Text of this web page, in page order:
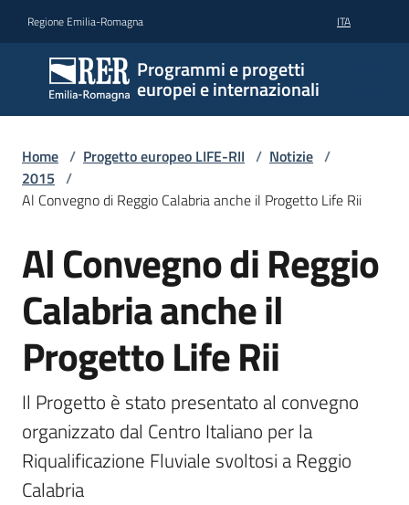
Regione Emilia-Romagna ITA
Programmi e progetti
europei e internazionali
Home / Progetto europeo LIFE-RII / Notizie /
2015 /
Al Convegno di Reggio Calabria anche il Progetto Life Rii
Salta al contenuto
Al Convegno di Reggio
Calabria anche il
Progetto Life Rii
Il Progetto è stato presentato al convegno
organizzato dal Centro Italiano per la
Riqualificazione Fluviale svoltosi a Reggio
Calabria